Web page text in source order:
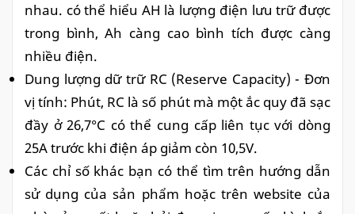
nhau. có thể hiểu AH là lượng điện lưu trữ được
trong bình, Ah càng cao bình tích được càng
nhiều điện.
Dung lượng dữ trữ RC (Reserve Capacity) - Đơn
vị tính: Phút, RC là số phút mà một ắc quy đã sạc
đầy ở 26,7°C có thể cung cấp liên tục với dòng
25A trước khi điện áp giảm còn 10,5V.
Các chỉ số khác bạn có thể tìm trên hướng dẫn
sử dụng của sản phẩm hoặc trên website của